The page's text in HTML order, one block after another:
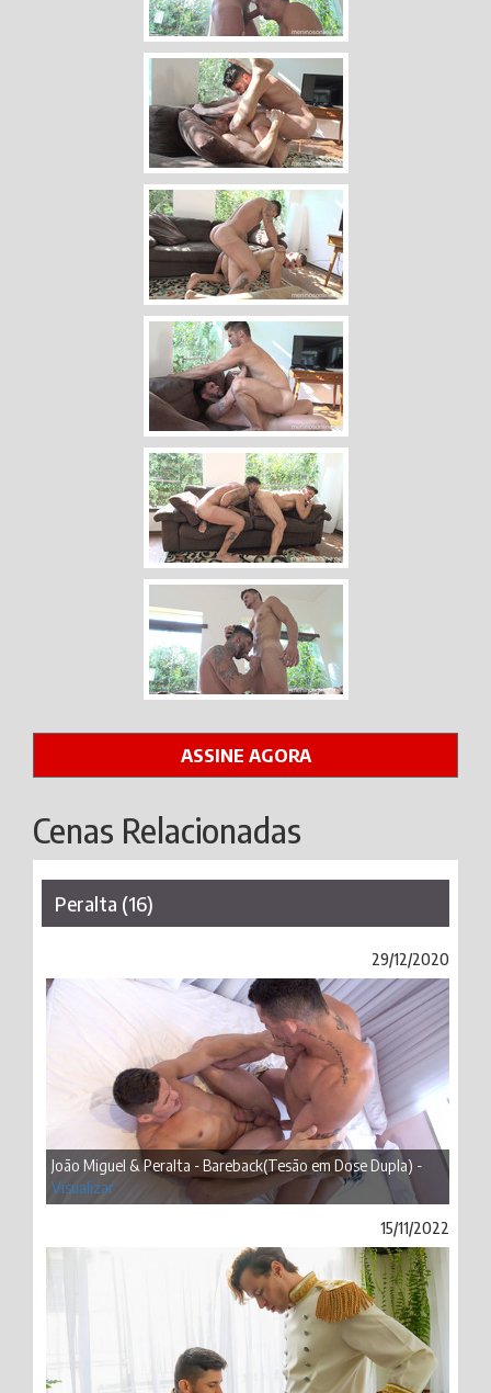
ASSINE AGORA
Cenas Relacionadas
Peralta (16)
29/12/2020
João Miguel & Peralta - Bareback(Tesão em Dose Dupla) -
Visualizar
15/11/2022